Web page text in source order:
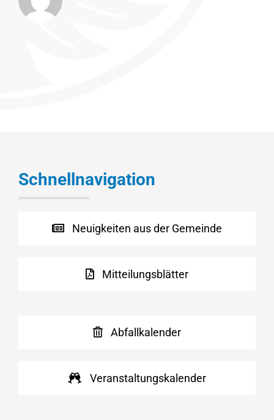
Schnellnavigation
Neuigkeiten aus der Gemeinde
Mitteilungsblätter
Abfallkalender
Veranstaltungskalender